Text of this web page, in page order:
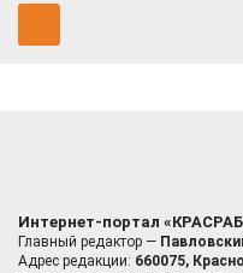
Интернет-портал
Главный редактор —
Адрес редакции: 660075,